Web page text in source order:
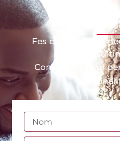
Fes créixer el teu
Contacti'ns avui